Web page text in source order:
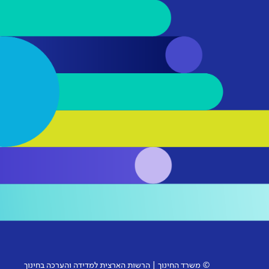
© משרד החינוך | הרשות הארצית למדידה והערכה בחינוך